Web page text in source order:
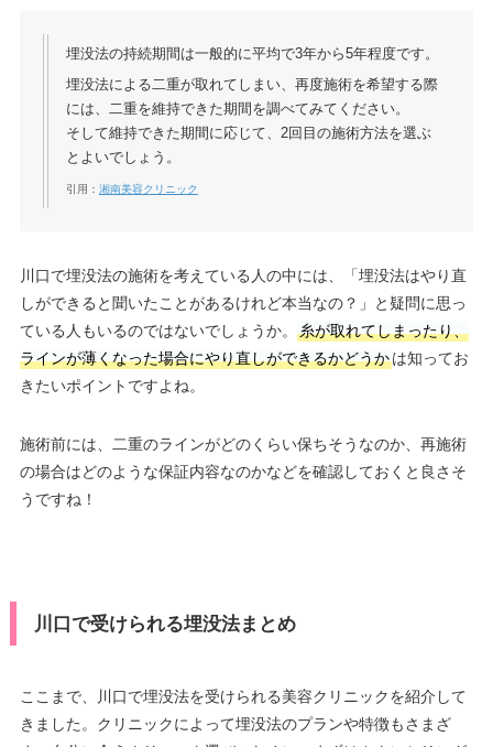
埋没法の持続期間は一般的に平均で3年から5年程度です。
埋没法による二重が取れてしまい、再度施術を希望する際
には、二重を維持できた期間を調べてみてください。
そして維持できた期間に応じて、2回目の施術方法を選ぶ
とよいでしょう。
引用： 湘南美容クリニック
川口で埋没法の施術を考えている人の中には、「埋没法はやり直
しができると聞いたことがあるけれど本当なの？」と疑問に思っ
ている人もいるのではないでしょうか。
糸が取れてしまったり、
ラインが薄くなった場合にやり直しができるかどうかは知ってお
きたいポイントですよね。
施術前には、二重のラインがどのくらい保ちそうなのか、再施術
の場合はどのような保証内容なのかなどを確認しておくと良さそ
うですね！
川口で受けられる埋没法まとめ
ここまで、川口で埋没法を受けられる美容クリニックを紹介して
きました。クリニックによって埋没法のプランや特徴もさまざ